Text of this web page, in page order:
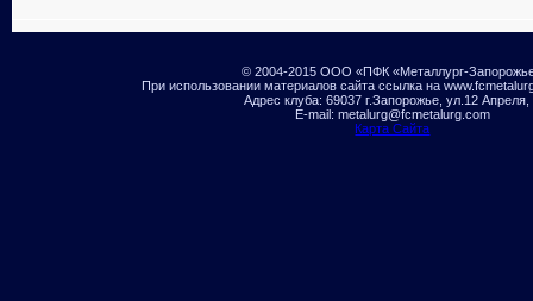
© 2004-2015 ООО «ПФК «Металлург-
При использовании материалов сайта ссылка на
Адрес клуба: 69037 г.Запорожье, ул.12 Апреля,
E-mail: metalurg@fcmetalurg.com
Карта Сайта